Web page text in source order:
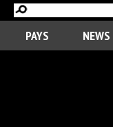
PAYS NEWS